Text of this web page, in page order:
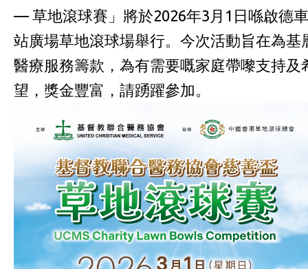
— 草地滾球賽」將於2026年3月1日喺啟德車
站廣場草地滾球場舉行。今次活動旨在為基
醫療服務籌款，為有需要嘅家庭帶嚟支持及
望，獎金豐富，請踴躍參加。